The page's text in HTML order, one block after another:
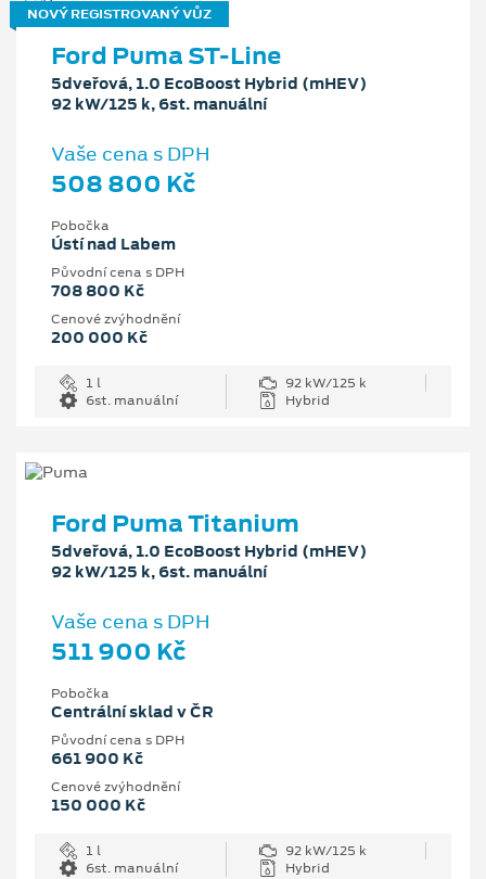
NOVÝ REGISTROVANÝ VŮZ
Ford Puma ST-Line
5dveřová, 1.0 EcoBoost Hybrid (mHEV)
92 kW/125 k, 6st. manuální
Vaše cena s DPH
508 800 Kč
Pobočka
Ústí nad Labem
Původní cena s DPH
708 800 Kč
Cenové zvýhodnění
200 000 Kč
1 l
92 kW/125 k
6st. manuální
Hybrid
Ford Puma Titanium
5dveřová, 1.0 EcoBoost Hybrid (mHEV)
92 kW/125 k, 6st. manuální
Vaše cena s DPH
511 900 Kč
Pobočka
Centrální sklad v ČR
Původní cena s DPH
661 900 Kč
Cenové zvýhodnění
150 000 Kč
1 l
92 kW/125 k
6st. manuální
Hybrid